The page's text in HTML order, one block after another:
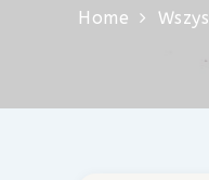
Home